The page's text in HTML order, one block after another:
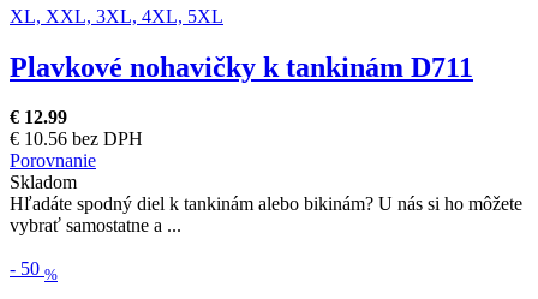
XL, XXL, 3XL, 4XL, 5XL
Plavkové nohavičky k tankinám D711
€ 12.99
€ 10.56 bez DPH
Porovnanie
Skladom
Hľadáte spodný diel k tankinám alebo bikinám? U nás si ho môžete
vybrať samostatne a ...
- 50 %